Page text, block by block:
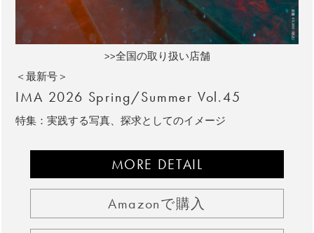
>>全国の取り扱い店舗
＜最新号＞
IMA 2026 Spring/Summer Vol.45
特集：実践する写真、探求としてのイメージ
MORE DETAIL
Amazonで購入